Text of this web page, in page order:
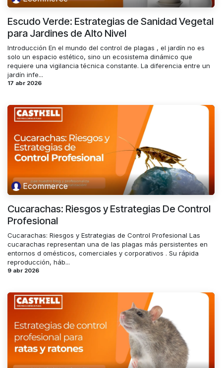
Escudo Verde: Estrategias de Sanidad Vegetal
para Jardines de Alto Nivel
Introducción En el mundo del control de plagas , el jardín no es
solo un espacio estético, sino un ecosistema dinámico que
requiere una vigilancia técnica constante. La diferencia entre un
jardín infe...
17 abr 2026
Ecommerce
Cucarachas: Riesgos y Estrategias De Control
Profesional
Cucarachas: Riesgos y Estrategias de Control Profesional Las
cucarachas representan una de las plagas más persistentes en
entornos d omésticos, comerciales y corporativos . Su rápida
reproducción, háb...
9 abr 2026